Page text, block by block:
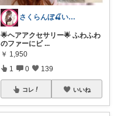
さくらんぼ🍒いつもありがとう🍒
🌟ヘアアクセサリー🌟 ふわふわ
のファーにビ ...
￥ 1,950
1 0 139
コレ いいね